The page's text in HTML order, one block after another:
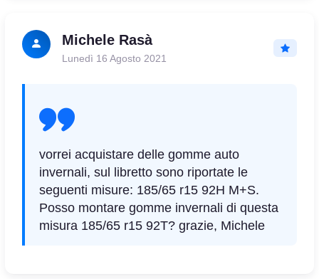
Michele Rasà
Lunedì 16 Agosto 2021
vorrei acquistare delle gomme auto
invernali, sul libretto sono riportate le
seguenti misure: 185/65 r15 92H M+S.
Posso montare gomme invernali di questa
misura 185/65 r15 92T? grazie, Michele